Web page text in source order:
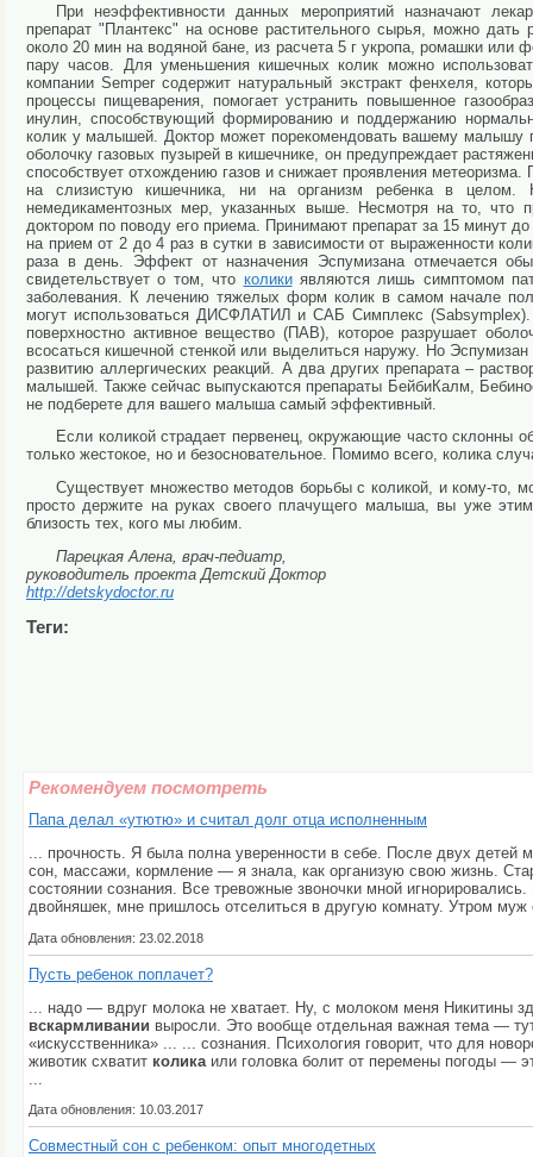
При неэффективности данных мероприятий назначают
препарат "Плантекс" на основе растительного сырья, можно
около 20 мин на водяной бане, из расчета 5 г укропа, ромашки
пару часов. Для уменьшения кишечных колик можно
компании Semper содержит натуральный экстракт фенхеля,
процессы пищеварения, помогает устранить повышенное
инулин, способствующий формированию и поддержанию
колик у малышей. Доктор может порекомендовать вашему малышу
оболочку газовых пузырей в кишечнике, он предупреждает
способствует отхождению газов и снижает проявления
на слизистую кишечника, ни на организм ребенка в целом.
немедикаментозных мер, указанных выше. Несмотря на то, что
доктором по поводу его приема. Принимают препарат за 15 минут
на прием от 2 до 4 раз в сутки в зависимости от выраженности
раза в день. Эффект от назначения Эспумизана отмечается
свидетельствует о том, что коликиявляются лишь симптомом
заболевания. К лечению тяжелых форм колик в самом начале
могут использоваться ДИСФЛАТИЛ и САБ Симплекс
поверхностно активное вещество (ПАВ), которое разрушает
всосаться кишечной стенкой или выделиться наружу. Но
развитию аллергических реакций. А два других препарата –
малышей. Также сейчас выпускаются препараты БейбиКалм,
не подберете для вашего малыша самый эффективный.
Если коликой страдает первенец, окружающие часто склонны
только жестокое, но и безосновательное. Помимо всего, колика
Существует множество методов борьбы с коликой, и кому-то,
просто держите на руках своего плачущего малыша, вы уже
близость тех, кого мы любим.
Парецкая Алена, врач-педиатр,
руководитель проекта Детский Доктор
http://detskydoctor.ru
Теги:
Рекомендуем посмотреть
Папа делал «утютю» и считал долг отца исполненным
... прочность. Я была полна уверенности в себе. После двух
сон, массажи, кормление — я знала, как организую свою жизнь.
состоянии сознания. Все тревожные звоночки мной
двойняшек, мне пришлось отселиться в другую комнату. Утром
Дата обновления: 23.02.2018
Пусть ребенок поплачет?
... надо — вдруг молока не хватает. Ну, с молоком меня
вскармливании выросли. Это вообще отдельная важная тема —
«искусственника» ... ... сознания. Психология говорит, что для
животик схватит колика или головка болит от перемены погоды —
Дата обновления: 10.03.2017
Совместный сон с ребенком: опыт многодетных